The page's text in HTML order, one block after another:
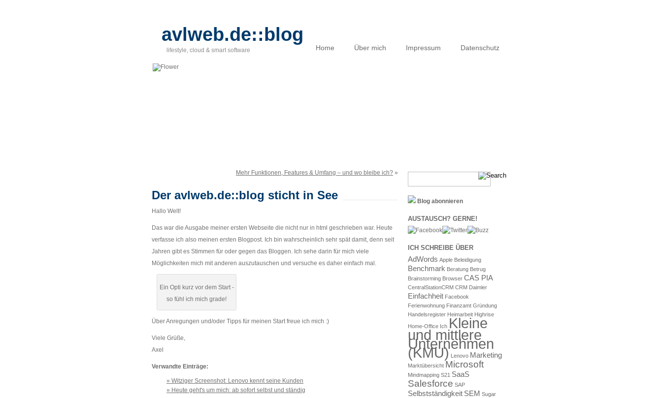
avlweb.de::blog
lifestyle, cloud & smart software Home Über mich Impressum Datenschutz
Mehr Funktionen, Features & Umfang – und wo bleibe ich? »
Der avlweb.de::blog sticht in See
Hallo Welt!
Das war die Ausgabe meiner ersten Webseite die nicht nur in html geschrieben war. Heute
verfasse ich also meinen ersten Blogpost. Ich bin wahrscheinlich sehr spät damit, denn seit
Jahren gibt es Stimmen für oder gegen das Bloggen. Ich sehe darin für mich viele
Möglichkeiten mich mit anderen auszutauschen und versuche es daher einfach mal.
Ein Opti kurz vor dem Start -
so fühl ich mich grade!
Über Anregungen und/oder Tipps für meinen Start freue ich mich :)
Viele Grüße,
Axel
Verwandte Einträge:
» Witziger Screenshot: Lenovo kennt seine Kunden
» Heute geht's um mich: ab sofort selbst und ständig
Blog abonnieren
AUSTAUSCH? GERNE!
ICH SCHREIBE ÜBER
AdWords Apple Beleidigung
Benchmark Beratung Betrug
Brainstorming Browser CAS PIA
CentralStationCRM CRM Daimler
Einfachheit Facebook
Ferienwohnung Finanzamt Gründung
Handelsregister Heimarbeit Highrise
Home-Office Ich Kleine
und mittlere
Unternehmen
(KMU) Lenovo Marketing
Marktübersicht Microsoft
Mindmapping S21 SaaS
Salesforce SAP
Selbstständigkeit SEM Sugar